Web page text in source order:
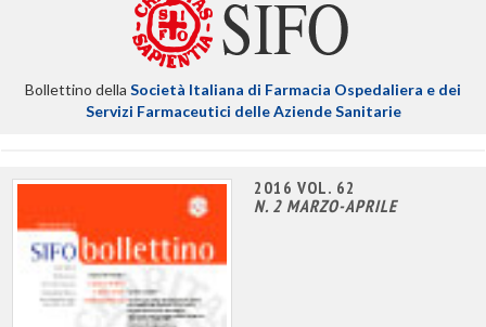
Bollettino della Società Italiana di Farmacia Ospedaliera e dei
Servizi Farmaceutici delle Aziende Sanitarie
2016 VOL. 62
N. 2 MARZO-APRILE